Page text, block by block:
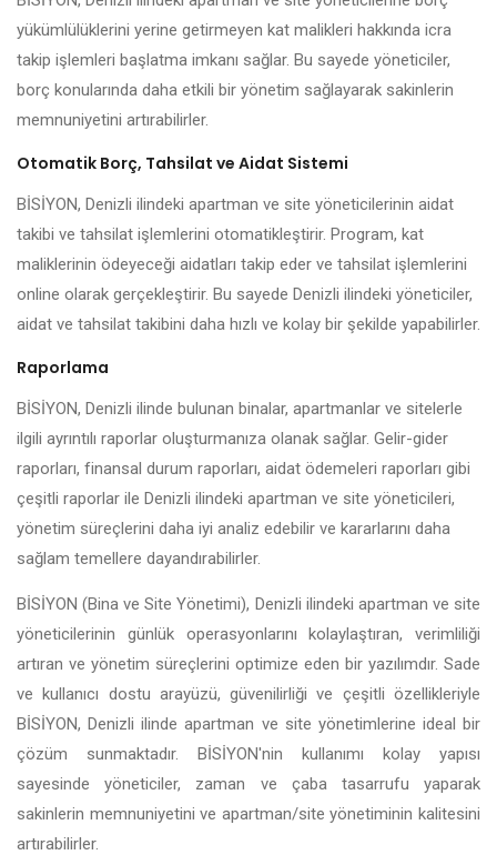
yükümlülüklerini yerine getirmeyen kat malikleri hakkında icra
takip işlemleri başlatma imkanı sağlar. Bu sayede yöneticiler,
borç konularında daha etkili bir yönetim sağlayarak sakinlerin
memnuniyetini artırabilirler.
Otomatik Borç, Tahsilat ve Aidat Sistemi
BİSİYON, Denizli ilindeki apartman ve site yöneticilerinin aidat
takibi ve tahsilat işlemlerini otomatikleştirir. Program, kat
maliklerinin ödeyeceği aidatları takip eder ve tahsilat işlemlerini
online olarak gerçekleştirir. Bu sayede Denizli ilindeki yöneticiler,
aidat ve tahsilat takibini daha hızlı ve kolay bir şekilde yapabilirler.
Raporlama
BİSİYON, Denizli ilinde bulunan binalar, apartmanlar ve sitelerle
ilgili ayrıntılı raporlar oluşturmanıza olanak sağlar. Gelir-gider
raporları, finansal durum raporları, aidat ödemeleri raporları gibi
çeşitli raporlar ile Denizli ilindeki apartman ve site yöneticileri,
yönetim süreçlerini daha iyi analiz edebilir ve kararlarını daha
sağlam temellere dayandırabilirler.
BİSİYON (Bina ve Site Yönetimi), Denizli ilindeki apartman ve site
yöneticilerinin günlük operasyonlarını kolaylaştıran, verimliliği
artıran ve yönetim süreçlerini optimize eden bir yazılımdır. Sade
ve kullanıcı dostu arayüzü, güvenilirliği ve çeşitli özellikleriyle
BİSİYON, Denizli ilinde apartman ve site yönetimlerine ideal bir
çözüm sunmaktadır. BİSİYON'nin kullanımı kolay yapısı
sayesinde yöneticiler, zaman ve çaba tasarrufu yaparak
sakinlerin memnuniyetini ve apartman/site yönetiminin kalitesini
artırabilirler.